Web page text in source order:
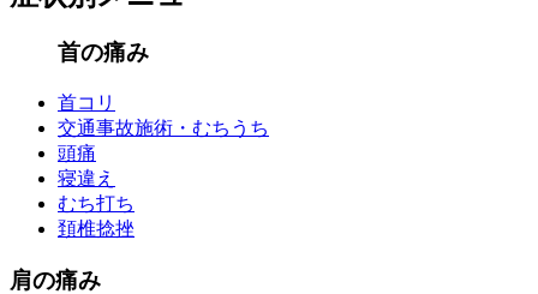
首の痛み
首コリ
交通事故施術・むちうち
頭痛
寝違え
むち打ち
頚椎捻挫
肩の痛み